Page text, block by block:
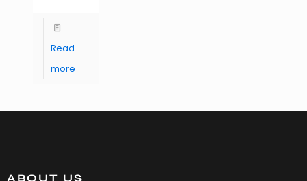
Read
more
ABOUT US